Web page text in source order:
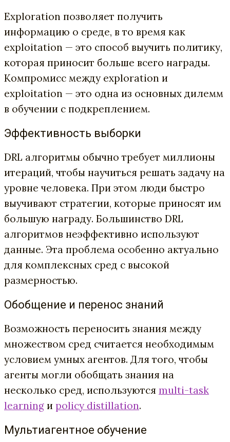
Exploration позволяет получить
информацию о среде, в то время как
exploitation — это способ выучить политику,
которая приносит больше всего награды.
Компромисс между exploration и
exploitation — это одна из основных дилемм
в обучении с подкреплением.
Эффективность выборки
DRL алгоритмы обычно требует миллионы
итераций, чтобы научиться решать задачу на
уровне человека. При этом люди быстро
выучивают стратегии, которые приносят им
большую награду. Большинство DRL
алгоритмов неэффективно используют
данные. Эта проблема особенно актуально
для комплексных сред с высокой
размерностью.
Обобщение и перенос знаний
Возможность переносить знания между
множеством сред считается необходимым
условием умных агентов. Для того, чтобы
агенты могли обобщать знания на
несколько сред, используются multi-task
learning и policy distillation.
Мультиагентное обучение